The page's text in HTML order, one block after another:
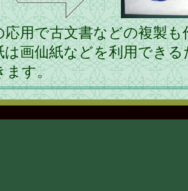
応用で古文書などの複製も
は画仙紙などを利用でき
ます。